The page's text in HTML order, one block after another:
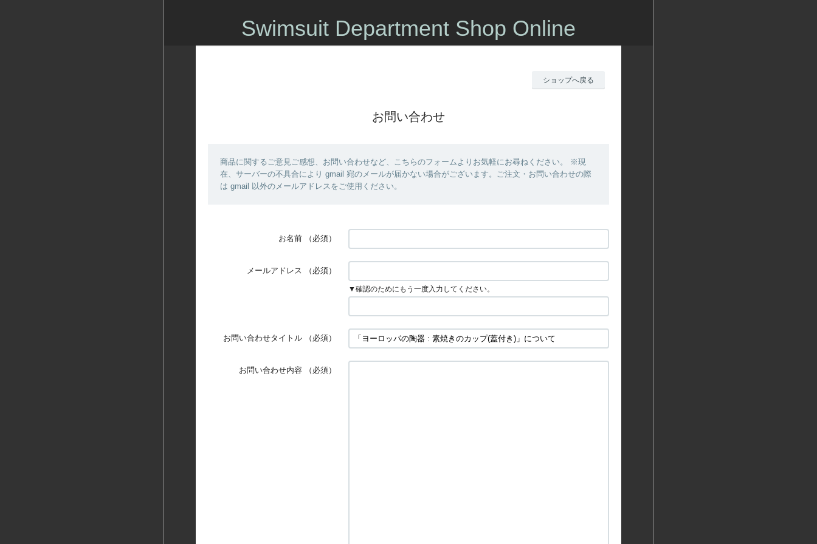
Swimsuit Department Shop Online
ショップへ戻る
お問い合わせ
商品に関するご意見ご感想、お問い合わせなど、こちらのフォームよりお気軽にお尋ねください。 ※現
在、サーバーの不具合により gmail 宛のメールが届かない場合がございます。ご注文・お問い合わせの際
は gmail 以外のメールアドレスをご使用ください。
お名前 （必須）
メールアドレス （必須）
▼確認のためにもう一度入力してください。
お問い合わせタイトル （必須）
お問い合わせ内容 （必須）